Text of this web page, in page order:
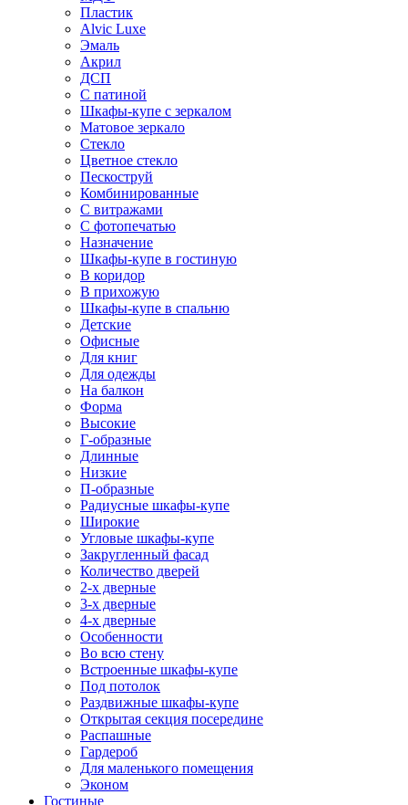
Пластик
Alvic Luxe
Эмаль
Акрил
ДСП
С патиной
Шкафы-купе с зеркалом
Матовое зеркало
Стекло
Цветное стекло
Пескоструй
Комбинированные
С витражами
С фотопечатью
Назначение
Шкафы-купе в гостиную
В коридор
В прихожую
Шкафы-купе в спальню
Детские
Офисные
Для книг
Для одежды
На балкон
Форма
Высокие
Г-образные
Длинные
Низкие
П-образные
Радиусные шкафы-купе
Широкие
Угловые шкафы-купе
Закругленный фасад
Количество дверей
2-х дверные
3-х дверные
4-х дверные
Особенности
Во всю стену
Встроенные шкафы-купе
Под потолок
Раздвижные шкафы-купе
Открытая секция посередине
Распашные
Гардероб
Для маленького помещения
Эконом
Гостиные